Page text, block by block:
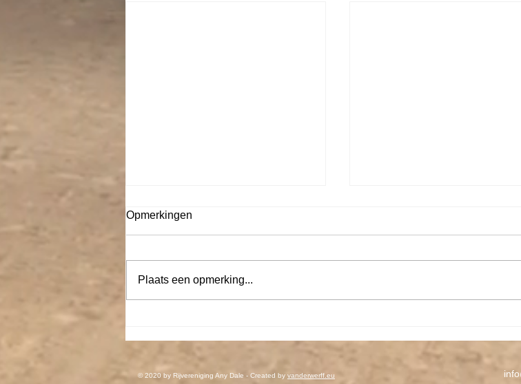
De Sprong maart 2026
traditionele; “ Any Dale’s Paas
zoeken! 2e Paasdag, maandag
Opmerkingen
Plaats een opmerking...
© 2020 by ​Rijvereniging Any Dale - Created by vanderwerff.eu